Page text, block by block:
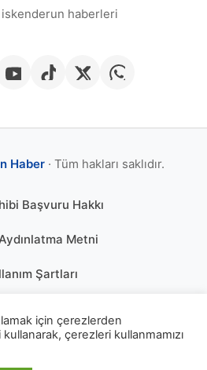
haberleri
Haber· Tüm hakları saklıdır.
Başvuru Hakkı
Metni
Şartları
Politikası
için çerezlerden
çerezleri kullanmamızı